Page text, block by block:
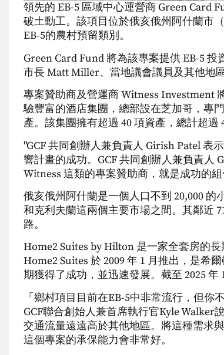
領先的 EB-5 區域中心運營商 Green Card
破土動工。該項目位於俄亥俄州阿什蘭市
EB-5的農村預留類別。
Green Card Fund 將為該專案提供 EB-5
市長 Matt Miller、當地議會議員及其他地
專案贊助商及營運商 Witness Investment
驗豐富的酒店集團，總部設在芝加哥，專
產。該集團擁有超過 40 項資產，總計超過
"GCF 共同創辦人兼負責人 Girish Patel 表
響計畫的成功。GCF 共同創辦人兼負責人
Witness 這類的專案贊助商，就是成功的
俄亥俄州阿什蘭是一個人口不到 20,000
和克利夫蘭這兩個主要市場之間。其鄰近
路。
Home2 Suites by Hilton 是一家全套房的
Home2 Suites 於 2009 年 1 月推出，是希
期獲得了成功，並迅速發展。截至 2025 年
「鄉村項目目前在EB-5中非常流行，但你
GCF聯合創始人兼首席執行官Kyle Walker
交通流量遠遠高於其他地區。將這種需求
這個專案的承保能力會非常好。